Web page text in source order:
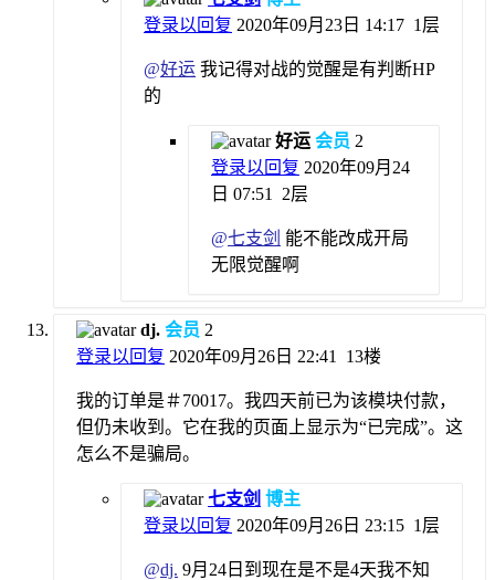
登录以回复 2020年09月23日 14:17 1层
@好运 我记得对战的觉醒是有判断HP
的
好运 会员 2
登录以回复 2020年09月24
日 07:51
2层
@七支剑 能不能改成开局
无限觉醒啊
dj. 会员 2
登录以回复 2020年09月26日 22:41 13楼
我的订单是＃70017。我四天前已为该模块付款，
但仍未收到。它在我的页面上显示为“已完成”。这
怎么不是骗局。
七支剑 博主
登录以回复 2020年09月26日 23:15 1层
@dj. 9月24日到现在是不是4天我不知